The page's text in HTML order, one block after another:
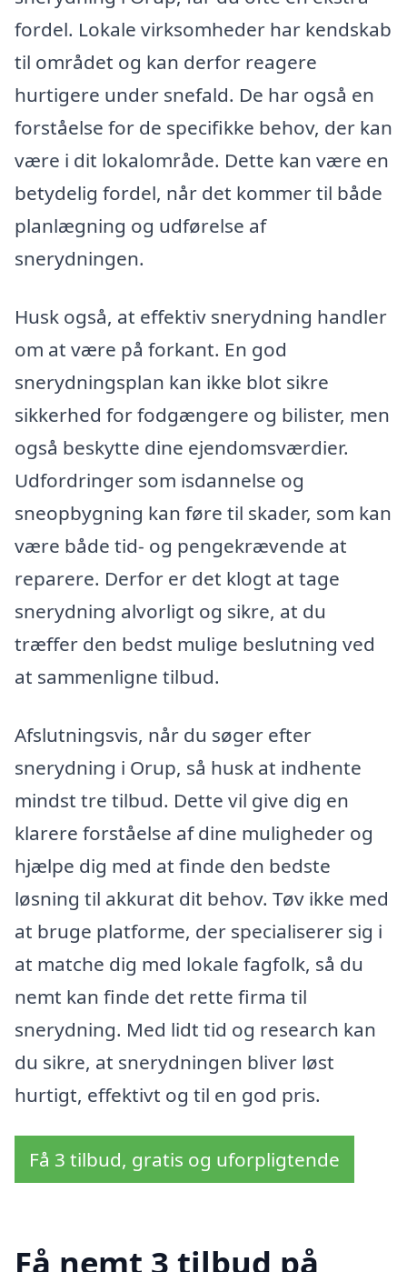
fordel. Lokale virksomheder har kendskab
til området og kan derfor reagere
hurtigere under snefald. De har også en
forståelse for de specifikke behov, der kan
være i dit lokalområde. Dette kan være en
betydelig fordel, når det kommer til både
planlægning og udførelse af
snerydningen.
Husk også, at effektiv snerydning handler
om at være på forkant. En god
snerydningsplan kan ikke blot sikre
sikkerhed for fodgængere og bilister, men
også beskytte dine ejendomsværdier.
Udfordringer som isdannelse og
sneopbygning kan føre til skader, som kan
være både tid- og pengekrævende at
reparere. Derfor er det klogt at tage
snerydning alvorligt og sikre, at du
træffer den bedst mulige beslutning ved
at sammenligne tilbud.
Afslutningsvis, når du søger efter
snerydning i Orup, så husk at indhente
mindst tre tilbud. Dette vil give dig en
klarere forståelse af dine muligheder og
hjælpe dig med at finde den bedste
løsning til akkurat dit behov. Tøv ikke med
at bruge platforme, der specialiserer sig i
at matche dig med lokale fagfolk, så du
nemt kan finde det rette firma til
snerydning. Med lidt tid og research kan
du sikre, at snerydningen bliver løst
hurtigt, effektivt og til en god pris.
Få 3 tilbud, gratis og uforpligtende
Få nemt 3 tilbud på